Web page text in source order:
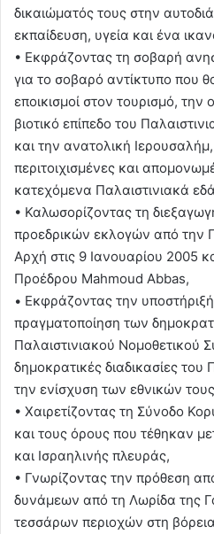
δικαιώματός τους στην
εκπαίδευση, υγεία και ένα
• Εκφράζοντας τη σοβαρή
για το σοβαρό αντίκτυπο που
εποικισμοί στον τουρισμό,
βιοτικό επίπεδο του
και την ανατολική Ιερουσαλήμ,
περιτοιχισμένες και
κατεχόμενα Παλαιστινιακά
• Καλωσορίζοντας τη
προεδρικών εκλογών από την
Αρχή στις 9 Ιανουαρίου 2005
Προέδρου Mahmoud Abbas,
• Εκφράζοντας την
πραγματοποίηση των
Παλαιστινιακού Νομοθετικού
δημοκρατικές διαδικασίες του
την ενίσχυση των εθνικών
• Χαιρετίζοντας τη Σύνοδο
και τους όρους που τέθηκαν
και Ισραηλινής πλευράς,
• Γνωρίζοντας την πρόθεση
δυνάμεων από τη Λωρίδα της
τεσσάρων περιοχών στη